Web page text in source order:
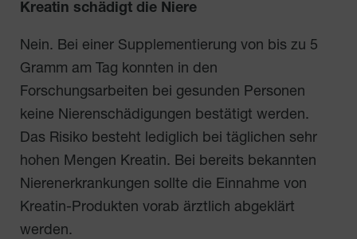
Kreatin schädigt die Niere
Nein. Bei einer Supplementierung von bis zu 5
Gramm am Tag konnten in den
Forschungsarbeiten bei gesunden Personen
keine Nierenschädigungen bestätigt werden.
Das Risiko besteht lediglich bei täglichen sehr
hohen Mengen Kreatin. Bei bereits bekannten
Nierenerkrankungen sollte die Einnahme von
Kreatin-Produkten vorab ärztlich abgeklärt
werden.